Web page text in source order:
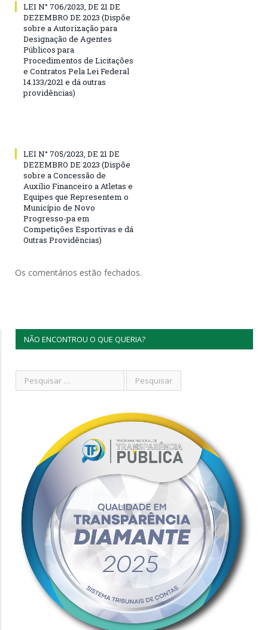
LEI N° 706/2023, DE 21 DE
DEZEMBRO DE 2023 (Dispõe
sobre a Autorização para
Designação de Agentes
Públicos para
Procedimentos de Licitações
e Contratos Pela Lei Federal
14.133/2021 e dá outras
providências)
LEI N° 705/2023, DE 21 DE
DEZEMBRO DE 2023 (Dispõe
sobre a Concessão de
Auxílio Financeiro a Atletas e
Equipes que Representem o
Município de Novo
Progresso-pa em
Competições Esportivas e dá
Outras Providências)
Os comentários estão fechados.
NÃO ENCONTROU O QUE QUERIA?